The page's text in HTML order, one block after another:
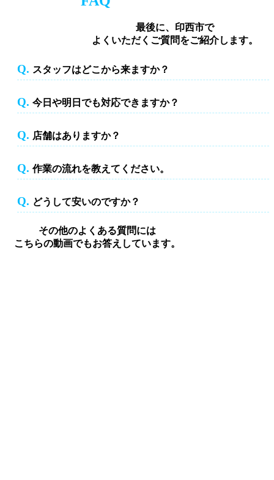
最後に、印西市で
よくいただくご質問をご紹介します。
スタッフはどこから来ますか？
Q. スタッフはどこから来ますか？
今日や明日でも対応できますか？
Q. 今日や明日でも対応できますか？
店舗はありますか？
Q. 店舗はありますか？
作業の流れを教えてください。
Q. 作業の流れを教えてください。
どうして安いのですか？
Q. どうして安いのですか？
その他のよくある質問には
こちらの動画でもお答えしています。